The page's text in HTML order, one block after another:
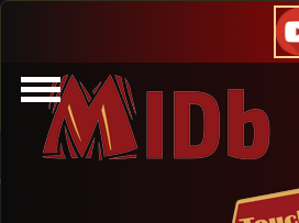
Прескокни